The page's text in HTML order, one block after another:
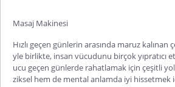
Masaj Makinesi
Hızlı geçen günlerin arasında maruz
yle birlikte, insan vücudunu birçok yıpratıcı
ucu geçen günlerde rahatlamak için çeşitli
ziksel hem de mental anlamda iyi hissetmek